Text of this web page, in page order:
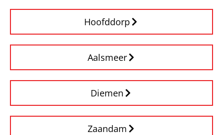
Hoofddorp
Aalsmeer
Diemen
Zaandam